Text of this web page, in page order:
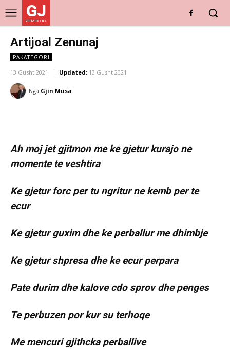
GJ
DRITARE E RE
Artijoal Zenunaj
PAKATEGORI
13 Gusht 2021 Updated: 13 Gusht 2021
Nga Gjin Musa
Ah moj jet gjitmon me ke gjetur kurajo ne
momente te veshtira
Ke gjetur forc per tu ngritur ne kemb per te
ecur
Ke gjetur guxim dhe ke perballur me dhimbje
Ke gjetur shpresa dhe ke ecur perpara
Pate durim dhe kalove cdo sprov dhe penges
Te perbuzen por kur su terhoqe
Me mencuri gjithcka perballive